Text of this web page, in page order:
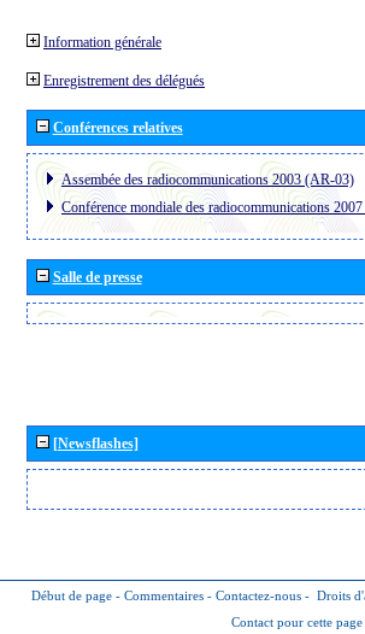
Information générale
Enregistrement des délégués
Conférences relatives
Assembée des radiocommunications 2003 (AR-03)
Conférence mondiale des radiocommunications
Salle de presse
[Newsflashes]
Début de page - Commentaires - Contactez-nous - Droits
Contact pour cette page